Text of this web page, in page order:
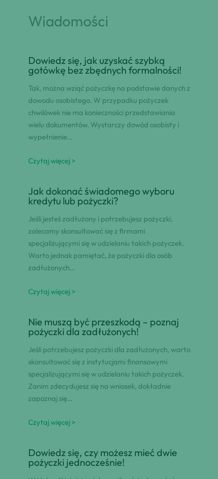
Wiadomości
Dowiedz się, jak uzyskać szybką
gotówkę bez zbędnych formalności!
Tak, można wziąć pożyczkę na podstawie danych z
dowodu osobistego. W przypadku pożyczek
chwilówek nie ma konieczności przedstawiania
wielu dokumentów. Wystarczy dowód osobisty i
wypełnienie…
Czytaj więcej >
Jak dokonać świadomego wyboru
kredytu lub pożyczki?
Jeśli jesteś zadłużony i potrzebujesz pożyczki,
zalecamy skonsultować się z firmami
specjalizującymi się w udzielaniu takich pożyczek.
Warto jednak pamiętać, że pożyczki dla osób
zadłużonych…
Czytaj więcej >
Nie muszą być przeszkodą – poznaj
pożyczki dla zadłużonych!
Jeśli potrzebujesz pożyczki dla zadłużonych, warto
skonsultować się z instytucjami finansowymi
specjalizującymi się w udzielaniu takich pożyczek.
Zanim zdecydujesz się na wniosek, dokładnie
zapoznaj się…
Czytaj więcej >
Dowiedz się, czy możesz mieć dwie
pożyczki jednocześnie!